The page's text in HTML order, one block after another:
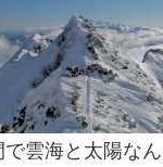
雲海と太陽なん